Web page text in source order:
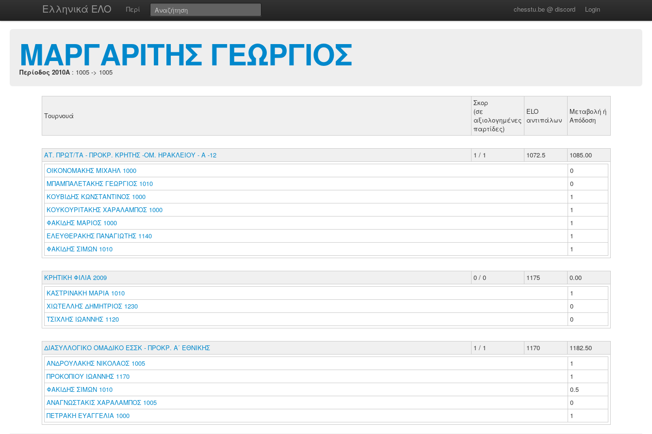
Ελληνικά ΕΛΟ Περί chesstu.be @ discord Login
ΜΑΡΓΑΡΙΤΗΣ ΓΕΩΡΓΙΟΣ
Περίοδος 2010A : 1005 -> 1005
Τουρνουά
Σκορ
(σε
αξιολογημένες
παρτίδες)
ELO
αντιπάλων
Μεταβολή ή
Απόδοση
ΑΤ. ΠΡΩΤ/ΤΑ - ΠΡΟΚΡ. ΚΡΗΤΗΣ -ΟΜ. ΗΡΑΚΛΕΙΟΥ - Α -12 1 / 1 1072.5
1085.00
ΟΙΚΟΝΟΜΑΚΗΣ ΜΙΧΑΗΛ 1000
0
ΜΠΑΜΠΑΛΕΤΑΚΗΣ ΓΕΩΡΓΙΟΣ 1010
0
ΚΟΥΒΙΔΗΣ ΚΩΝΣΤΑΝΤΙΝΟΣ 1000
1
ΚΟΥΚΟΥΡΙΤΑΚΗΣ ΧΑΡΑΛΑΜΠΟΣ 1000
1
ΦΑΚΙΔΗΣ ΜΑΡΙΟΣ 1000
1
ΕΛΕΥΘΕΡΑΚΗΣ ΠΑΝΑΓΙΩΤΗΣ 1140
1
ΦΑΚΙΔΗΣ ΣΙΜΩΝ 1010
1
ΚΡΗΤΙΚΗ ΦΙΛΙΑ 2009 0 / 0 1175
0.00
ΚΑΣΤΡΙΝΑΚΗ ΜΑΡΙΑ 1010
1
ΧΙΩΤΕΛΛΗΣ ΔΗΜΗΤΡΙΟΣ 1230
0
ΤΣΙΧΛΗΣ ΙΩΑΝΝΗΣ 1120
0
ΔΙΑΣΥΛΛΟΓΙΚΟ ΟΜΑΔΙΚΟ ΕΣΣΚ - ΠΡΟΚΡ. Α΄ ΕΘΝΙΚΗΣ 1 / 1 1170
1182.50
ΑΝΔΡΟΥΛΑΚΗΣ ΝΙΚΟΛΑΟΣ 1005
1
ΠΡΟΚΟΠΙΟΥ ΙΩΑΝΝΗΣ 1170
1
ΦΑΚΙΔΗΣ ΣΙΜΩΝ 1010
0.5
ΑΝΑΓΝΩΣΤΑΚΙΣ ΧΑΡΑΛΑΜΠΟΣ 1005
0
ΠΕΤΡΑΚΗ ΕΥΑΓΓΕΛΙΑ 1000
1